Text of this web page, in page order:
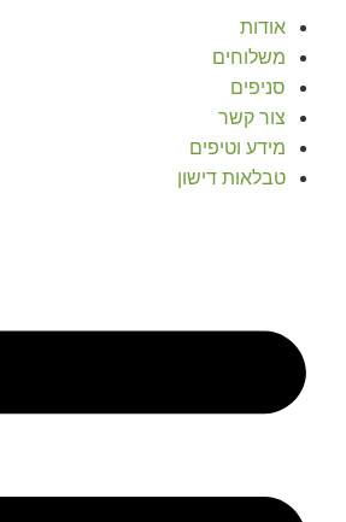
אודות
משלוחים
סניפים
צור קשר
מידע וטיפים
טבלאות דישון